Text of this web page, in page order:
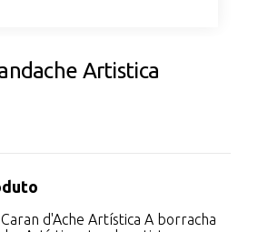
Artistica
d'Ache Artística A borracha